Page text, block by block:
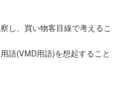
し、買い物客目線で考えるこ
語(VMD用語)を想起すること